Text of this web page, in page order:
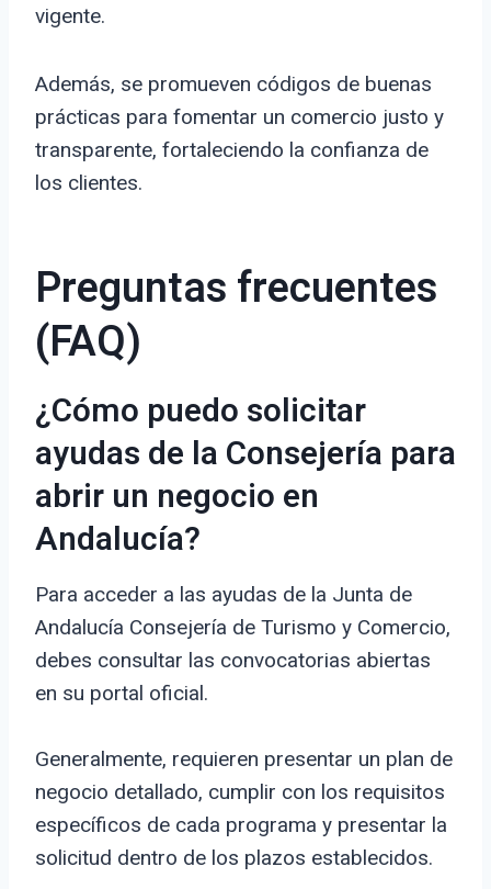
vigente.
Además, se promueven códigos de buenas
prácticas para fomentar un comercio justo y
transparente, fortaleciendo la confianza de
los clientes.
Preguntas frecuentes
(FAQ)
¿Cómo puedo solicitar
ayudas de la Consejería para
abrir un negocio en
Andalucía?
Para acceder a las ayudas de la Junta de
Andalucía Consejería de Turismo y Comercio,
debes consultar las convocatorias abiertas
en su portal oficial.
Generalmente, requieren presentar un plan de
negocio detallado, cumplir con los requisitos
específicos de cada programa y presentar la
solicitud dentro de los plazos establecidos.